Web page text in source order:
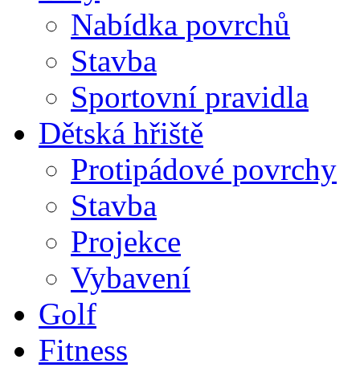
Nabídka povrchů
Stavba
Sportovní pravidla
Dětská hřiště
Protipádové povrchy
Stavba
Projekce
Vybavení
Golf
Fitness